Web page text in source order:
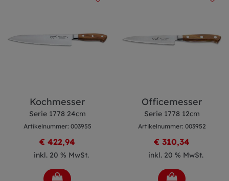
Kochmesser
Serie 1778 24cm
Artikelnummer: 003955
€ 422,94
inkl. 20 % MwSt.
Officemesser
Serie 1778 12cm
Artikelnummer: 003952
€ 310,34
inkl. 20 % MwSt.